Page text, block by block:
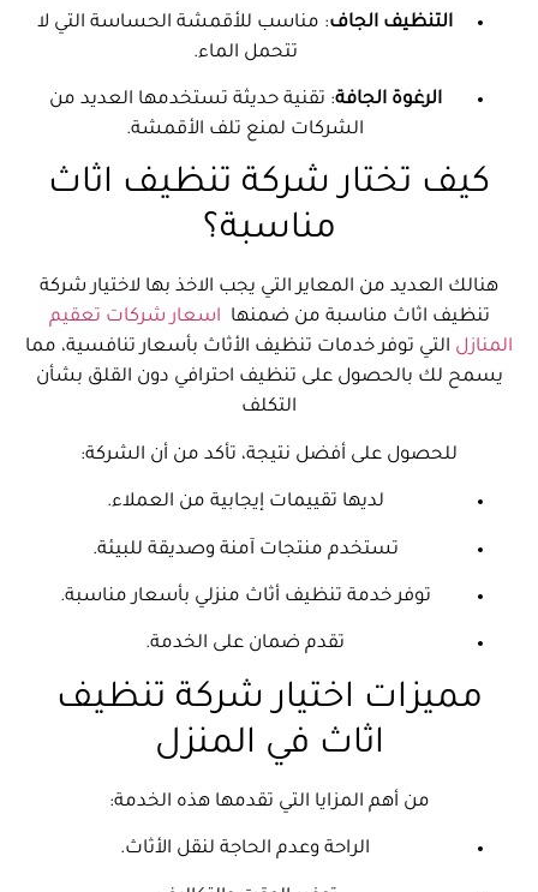
التنظيف الجاف: مناسب للأقمشة الحساسة التي لا
تتحمل الماء.
الرغوة الجافة: تقنية حديثة تستخدمها العديد من
الشركات لمنع تلف الأقمشة.
كيف تختار شركة تنظيف اثاث
مناسبة؟
هنالك العديد من المعاير التي يجب الاخذ بها لاختيار شركة
تنظيف اثاث مناسبة من ضمنها اسعار شركات تعقيم
المنازل التي توفر خدمات تنظيف الأثاث بأسعار تنافسية، مما
يسمح لك بالحصول على تنظيف احترافي دون القلق بشأن
التكلف
للحصول على أفضل نتيجة، تأكد من أن الشركة:
لديها تقييمات إيجابية من العملاء.
تستخدم منتجات آمنة وصديقة للبيئة.
توفر خدمة تنظيف أثاث منزلي بأسعار مناسبة.
تقدم ضمان على الخدمة.
مميزات اختيار شركة تنظيف
اثاث في المنزل
من أهم المزايا التي تقدمها هذه الخدمة:
الراحة وعدم الحاجة لنقل الأثاث.